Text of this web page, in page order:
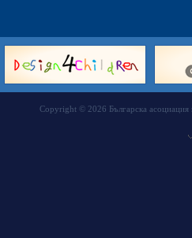
Copyright © 2026 Българска асоциация